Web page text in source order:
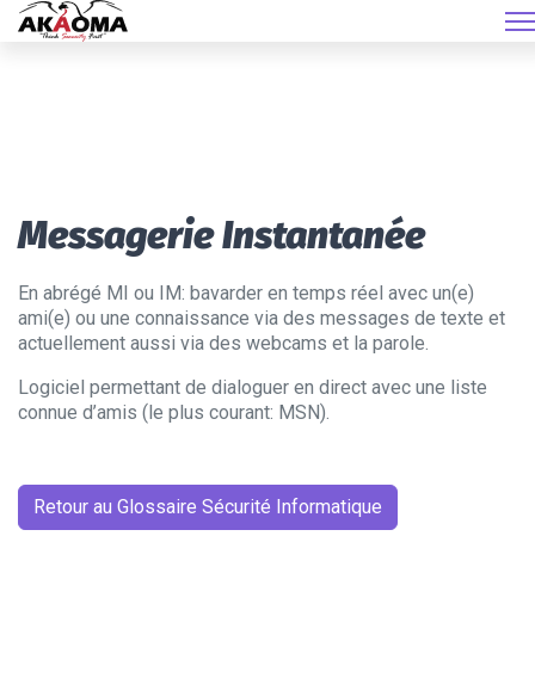
Messagerie Instantanée
En abrégé MI ou IM: bavarder en temps réel avec un(e)
ami(e) ou une connaissance via des messages de texte et
actuellement aussi via des webcams et la parole.
Logiciel permettant de dialoguer en direct avec une liste
connue d’amis (le plus courant: MSN).
Retour au Glossaire Sécurité Informatique